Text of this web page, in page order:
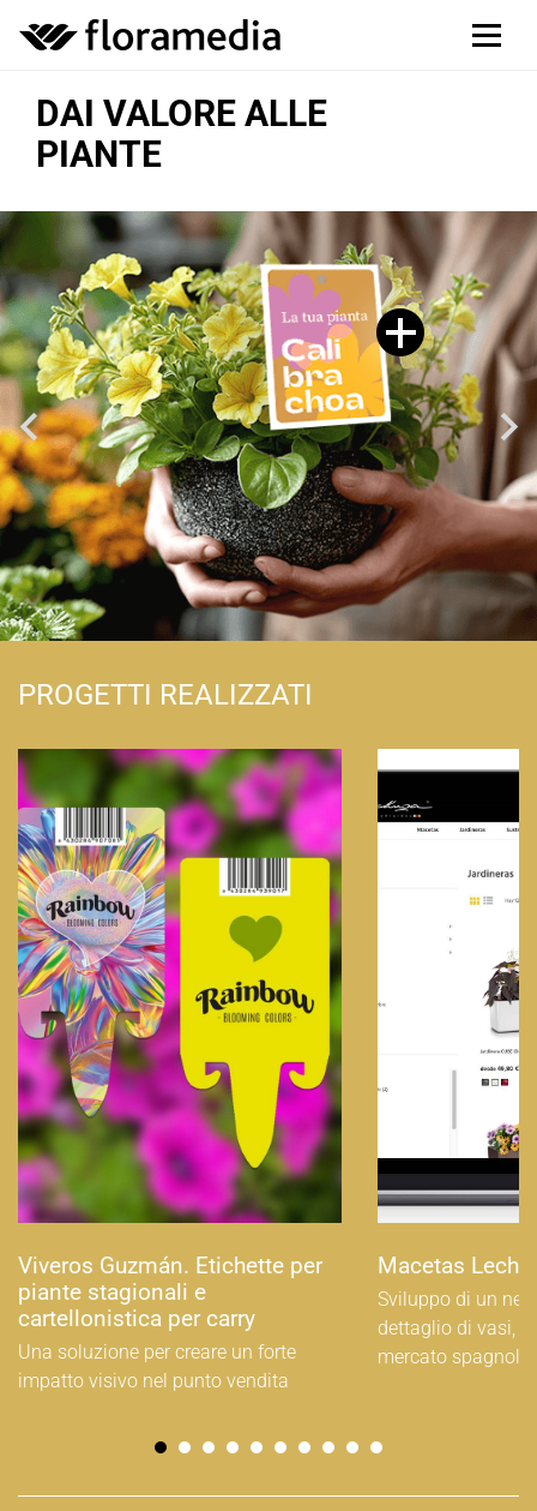
DAI VALORE ALLE
PIANTE
FATTI
VEDERE
DISTINGUITI NEL PUNTO
VENDITA
PROGETTI REALIZZATI
Viveros Guzmán. Etichette per
piante stagionali e
cartellonistica per carry
Una soluzione per creare un forte
impatto visivo nel punto vendita
Macetas
Sviluppo di un
dettaglio di vasi,
mercato spagnolo.